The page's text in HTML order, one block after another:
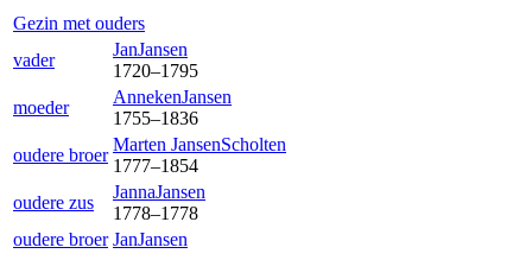
Gezin met ouders
vader
JanJansen
1720–1795
moeder
AnnekenJansen
1755–1836
oudere broer
Marten JansenScholten
1777–1854
oudere zus
JannaJansen
1778–1778
oudere broer JanJansen